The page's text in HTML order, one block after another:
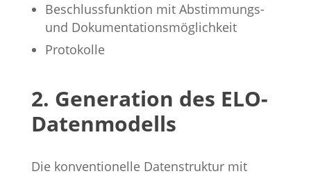
Beschlussfunktion mit Abstimmungs-
und Dokumentationsmöglichkeit
Protokolle
2. Generation des ELO-
Datenmodells
Die konventionelle Datenstruktur mit